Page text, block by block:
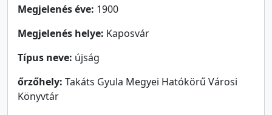
Megjelenés éve: 1900
Megjelenés helye: Kaposvár
Típus neve: újság
őrzőhely: Takáts Gyula Megyei Hatókörű Városi
Könyvtár